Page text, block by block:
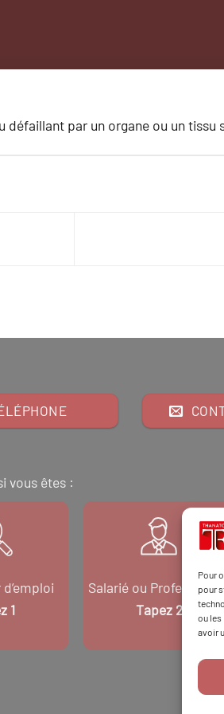
Pour
pour
ou les
avoir
par un organe ou un tissu
vous êtes :
1
Salarié ou
Tapez 2